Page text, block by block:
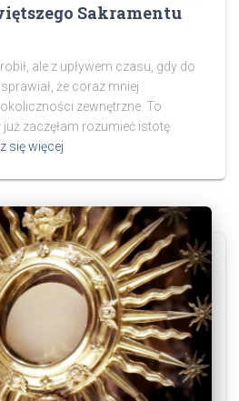
Sakramentu
ale z upływem czasu, gdy do
że coraz mniej
zewnętrzne. To
już zaczęłam rozumieć istotę
się więcej